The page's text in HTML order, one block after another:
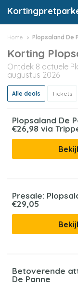
België
Home Plopsaland De
Korting
Ontdek 8 actuele
augustus 2026
Alle deals Tickets
Plopsaland De
€26,98 via
Presale:
€29,05
Betoverende
De Panne